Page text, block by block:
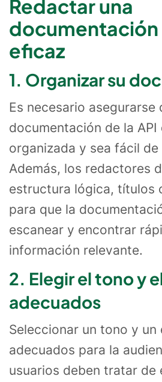
Redactar una
documentación
eficaz
1. Organizar su
Es necesario asegurarse
documentación de la API
organizada y sea fácil de
Además, los redactores
estructura lógica, títulos
para que la
escanear y encontrar
información relevante.
2. Elegir el tono y
adecuados
Seleccionar un tono y un
adecuados para la
usuarios deben tratar de